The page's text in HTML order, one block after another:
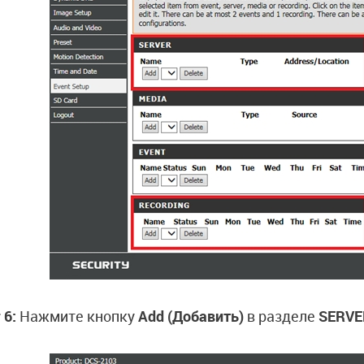
Нажмите кнопкуAdd (Добавить) в разделе